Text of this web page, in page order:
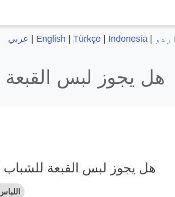
عربي English Türkçe| Indonesia| اردو
هل يجوز لبس القبعة
هل يجوز لبس القبعة للشباب